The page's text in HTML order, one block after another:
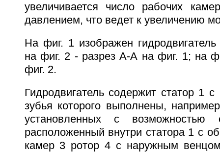
увеличивается число рабочих
давлением, что ведет к увеличению
На фиг. 1 изображен
на фиг. 2 - разрез А-А на фиг. 1; на
фиг. 2.
Гидродвигатель содержит статор 1
зубья которого выполнены,
установленных с возможностью
расположенный внутри статора 1 с
камер 3 ротор 4 с наружным